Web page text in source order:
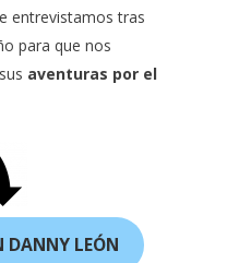
entrevistamos tras
para que nos
aventuras por el
DANNY LEÓN